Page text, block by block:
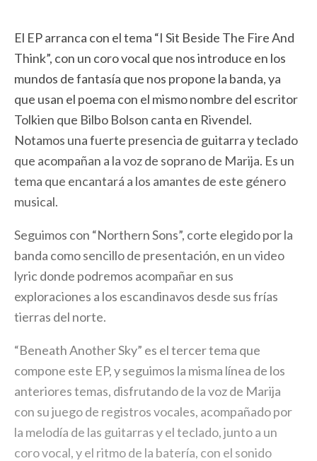
El EP arranca con el tema “I Sit Beside The Fire And
Think”, con un coro vocal que nos introduce en los
mundos de fantasía que nos propone la banda, ya
que usan el poema con el mismo nombre del escritor
Tolkien que Bilbo Bolson canta en Rivendel.
Notamos una fuerte presencia de guitarra y teclado
que acompañan a la voz de soprano de Marija. Es un
tema que encantará a los amantes de este género
musical.
Seguimos con “Northern Sons”, corte elegido por la
banda como sencillo de presentación, en un video
lyric donde podremos acompañar en sus
exploraciones a los escandinavos desde sus frías
tierras del norte.
“Beneath Another Sky” es el tercer tema que
compone este EP, y seguimos la misma línea de los
anteriores temas, disfrutando de la voz de Marija
con su juego de registros vocales, acompañado por
la melodía de las guitarras y el teclado, junto a un
coro vocal, y el ritmo de la batería, con el sonido